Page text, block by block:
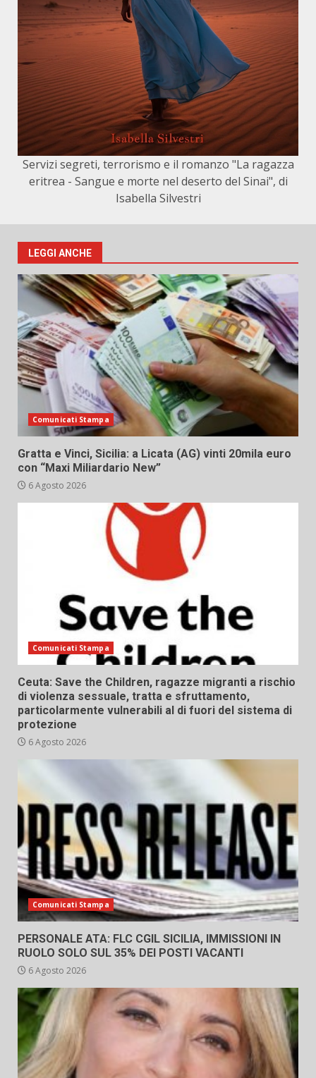
Servizi segreti, terrorismo e il romanzo "La ragazza
eritrea - Sangue e morte nel deserto del Sinai", di
Isabella Silvestri
LEGGI ANCHE
Comunicati Stampa
Gratta e Vinci, Sicilia: a Licata (AG) vinti 20mila euro
con “Maxi Miliardario New”
6 Agosto 2026
Comunicati Stampa
Ceuta: Save the Children, ragazze migranti a rischio
di violenza sessuale, tratta e sfruttamento,
particolarmente vulnerabili al di fuori del sistema di
protezione
6 Agosto 2026
Comunicati Stampa
PERSONALE ATA: FLC CGIL SICILIA, IMMISSIONI IN
RUOLO SOLO SUL 35% DEI POSTI VACANTI
6 Agosto 2026